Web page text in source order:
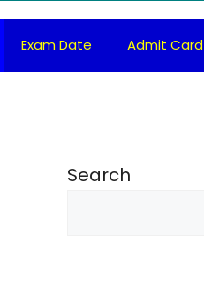
Exam Date Admit Card
Search